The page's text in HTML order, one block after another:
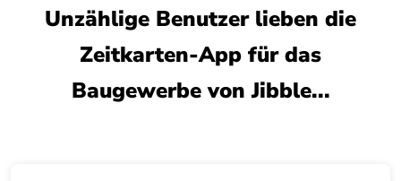
Unzählige Benutzer lieben die
Zeitkarten-App für das
Baugewerbe von Jibble...